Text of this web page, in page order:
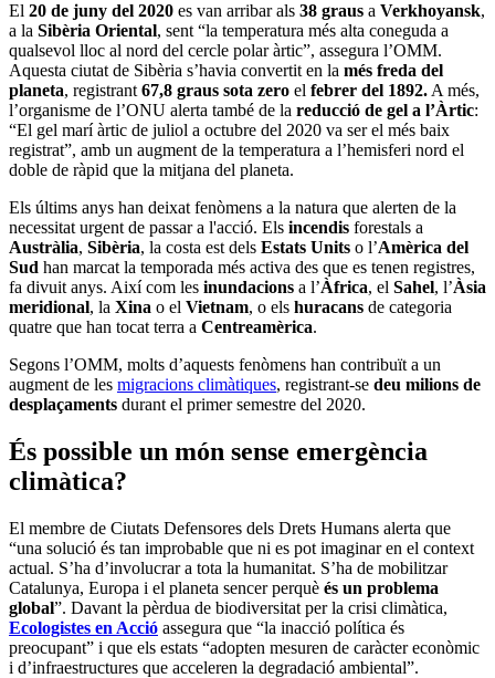
El 20 de juny del 2020 es van arribar als 38 graus a Verkhoyansk,
a la Sibèria Oriental, sent “la temperatura més alta coneguda a
qualsevol lloc al nord del cercle polar àrtic”, assegura l’OMM.
Aquesta ciutat de Sibèria s’havia convertit en la més freda del
planeta, registrant 67,8 graus sota zero el febrer del 1892. A més,
l’organisme de l’ONU alerta també de la reducció de gel a l’Àrtic:
“El gel marí àrtic de juliol a octubre del 2020 va ser el més baix
registrat”, amb un augment de la temperatura a l’hemisferi nord el
doble de ràpid que la mitjana del planeta.
Els últims anys han deixat fenòmens a la natura que alerten de la
necessitat urgent de passar a l'acció. Els incendis forestals a
Austràlia, Sibèria, la costa est dels Estats Units o l’Amèrica del
Sud han marcat la temporada més activa des que es tenen registres,
fa divuit anys. Així com les inundacions a l’Àfrica, el Sahel, l’Àsia
meridional, la Xina o el Vietnam, o els huracans de categoria
quatre que han tocat terra a Centreamèrica.
Segons l’OMM, molts d’aquests fenòmens han contribuït a un
augment de les migracions climàtiques, registrant-se deu milions de
desplaçaments durant el primer semestre del 2020.
És possible un món sense emergència
climàtica?
El membre de Ciutats Defensores dels Drets Humans alerta que
“una solució és tan improbable que ni es pot imaginar en el context
actual. S’ha d’involucrar a tota la humanitat. S’ha de mobilitzar
Catalunya, Europa i el planeta sencer perquè és un problema
global”. Davant la pèrdua de biodiversitat per la crisi climàtica,
Ecologistes en Acció assegura que “la inacció política és
preocupant” i que els estats “adopten mesuren de caràcter econòmic
i d’infraestructures que acceleren la degradació ambiental”.